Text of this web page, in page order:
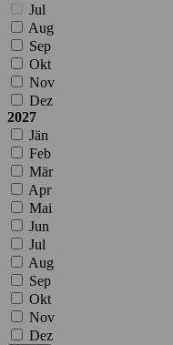
Jul
Aug
Sep
Okt
Nov
Dez
2027
Jän
Feb
Mär
Apr
Mai
Jun
Jul
Aug
Sep
Okt
Nov
Dez